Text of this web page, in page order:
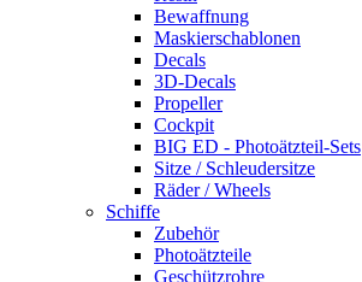
Bewaffnung
Maskierschablonen
Decals
3D-Decals
Propeller
Cockpit
BIG ED - Photoätzteil-Sets
Sitze / Schleudersitze
Räder / Wheels
Schiffe
Zubehör
Photoätzteile
Geschützrohre